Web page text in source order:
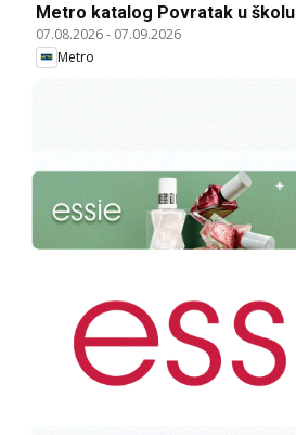
Metro katalog Povratak u školu
07.08.2026- 07.09.2026
Metro